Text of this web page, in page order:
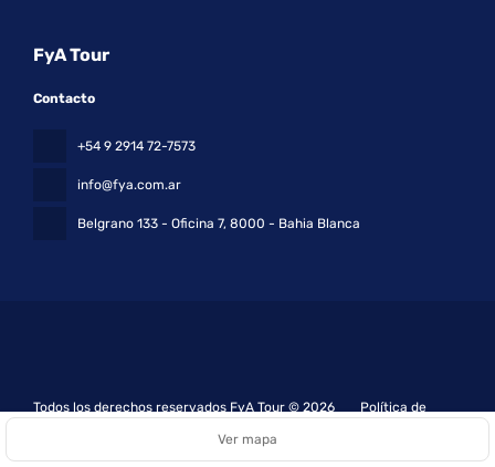
Ver mapa
FyA Tour
Contacto
+54 9 2914 72-7573
info@fya.com.ar
Belgrano 133 - Oficina 7, 8000 - Bahia Blanca
Todos los derechos reservados FyA Tour © 2026
Política de